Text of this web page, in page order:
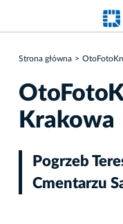
Strona główna
Krakowa
Pogrzeb
Cmentarzu